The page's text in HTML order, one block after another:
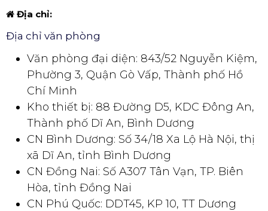
Địa chỉ:
Địa chỉ văn phòng
Văn phòng đại diện: 843/52 Nguyễn Kiệm,
Phường 3, Quận Gò Vấp, Thành phố Hồ
Chí Minh
Kho thiết bị: 88 Đường D5, KDC Đông An,
Thành phố Dĩ An, Bình Dương
CN Bình Dương: Số 34/18 Xa Lộ Hà Nội, thị
xã Dĩ An, tỉnh Bình Dương
CN Đồng Nai: Số A307 Tân Vạn, TP. Biên
Hòa, tỉnh Đồng Nai
CN Phú Quốc: DDT45, KP 10, TT Dương